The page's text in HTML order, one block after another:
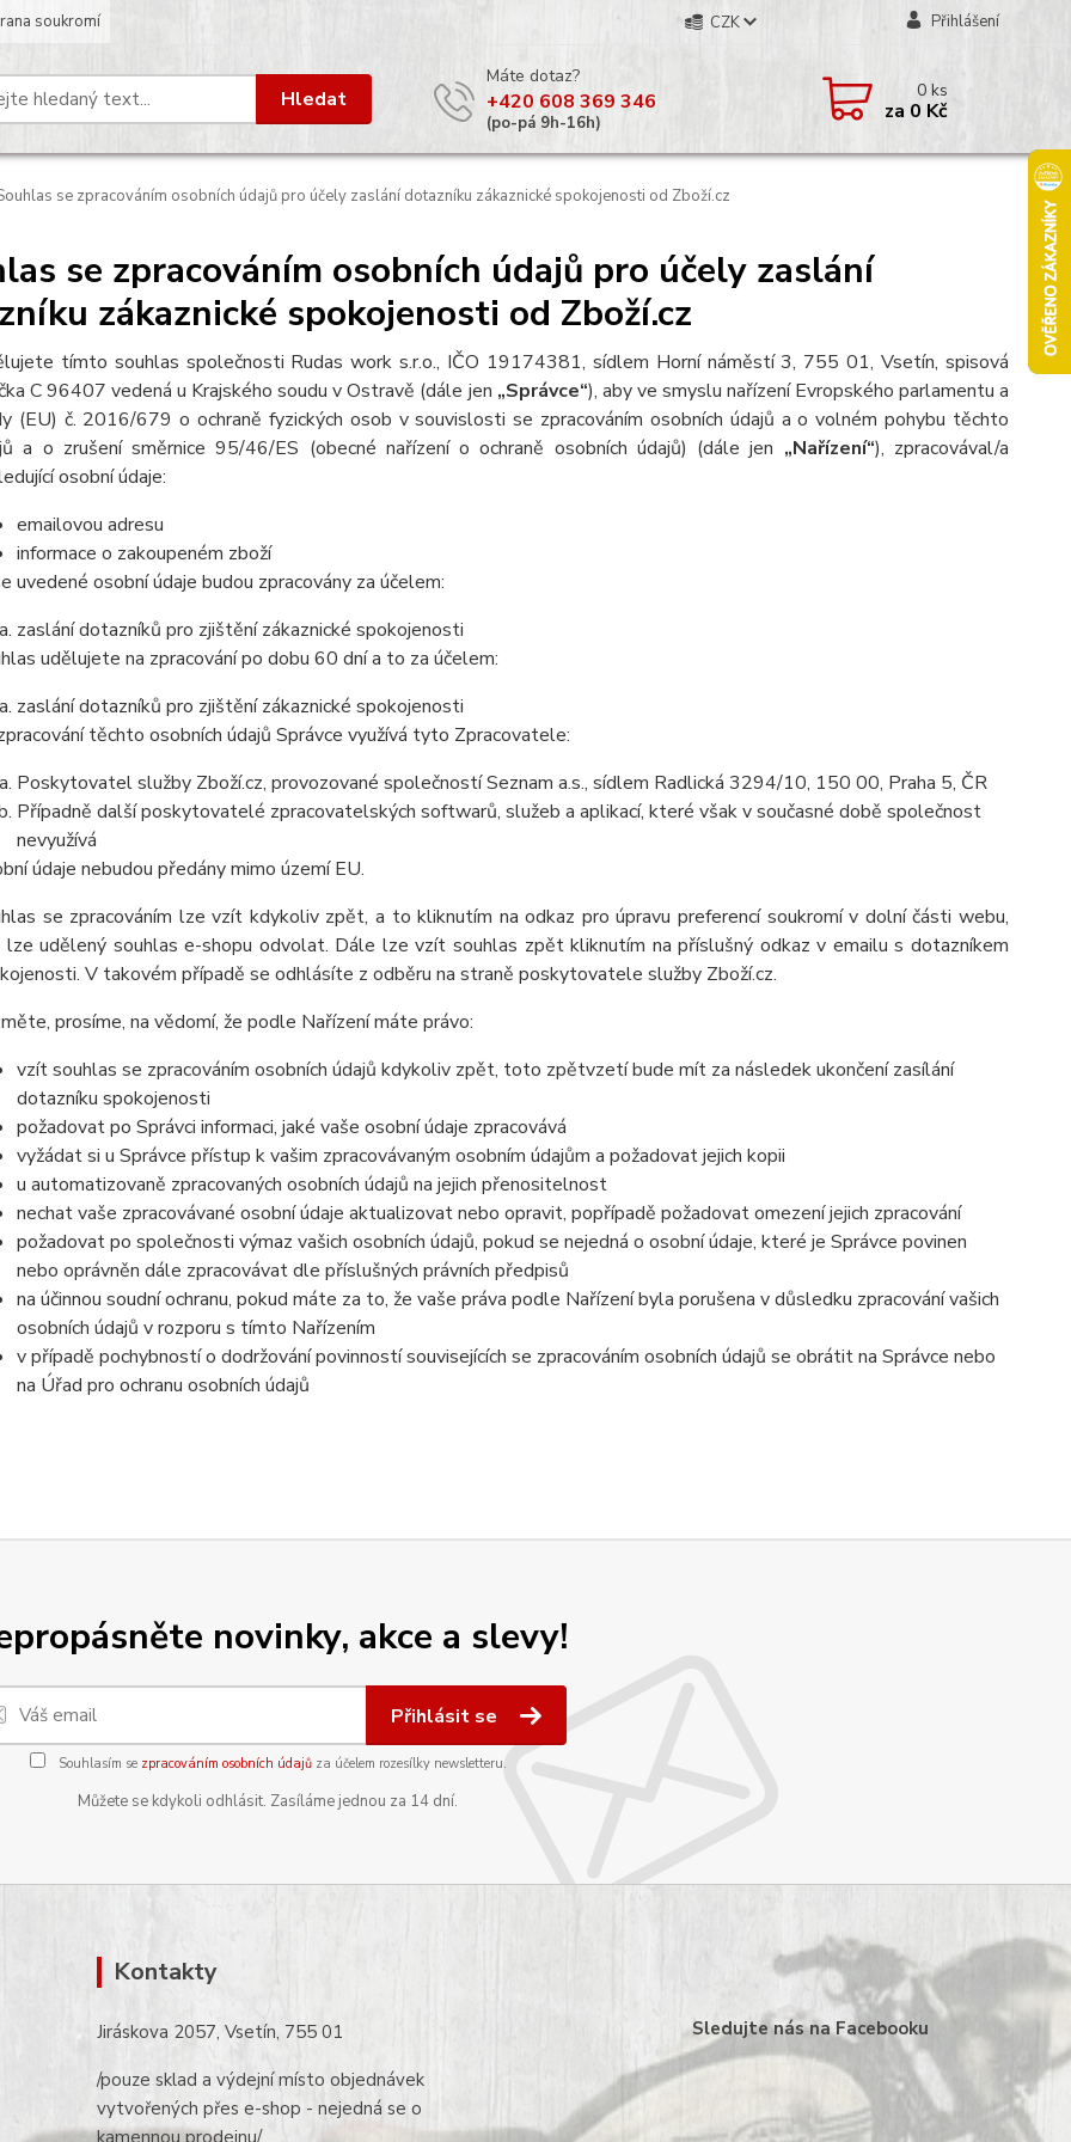
soukromí CZK Přihlášení
Hledat
Máte dotaz?
+420 608 369 346
(po-pá 9h-16h)
0ks
za 0 Kč
se zpracováním osobních údajů pro účely zaslání dotazníku zákaznické spokojenosti od Zboží.cz
se zpracováním osobních údajů pro účely zaslání
zákaznické spokojenosti od Zboží.cz
tímto souhlas společnosti Rudas work s.r.o., IČO 19174381, sídlem Horní náměstí 3, 755 01, Vsetín, spisová
C 96407 vedená u Krajského soudu v Ostravě (dále jen „Správce“), aby ve smyslu nařízení Evropského parlamentu a
(EU) č. 2016/679 o ochraně fyzických osob v souvislosti se zpracováním osobních údajů a o volném pohybu těchto
a o zrušení směrnice 95/46/ES (obecné nařízení o ochraně osobních údajů) (dále jen „Nařízení“), zpracovával/a
osobní údaje:
emailovou adresu
informace o zakoupeném zboží
uvedené osobní údaje budou zpracovány za účelem:
zaslání dotazníků pro zjištění zákaznické spokojenosti
udělujete na zpracování po dobu 60 dní a to za účelem:
zaslání dotazníků pro zjištění zákaznické spokojenosti
těchto osobních údajů Správce využívá tyto Zpracovatele:
Poskytovatel služby Zboží.cz, provozované společností Seznam a.s., sídlem Radlická 3294/10, 150 00, Praha 5, ČR
Případně další poskytovatelé zpracovatelských softwarů, služeb a aplikací, které však v současné době společnost
nevyužívá
údaje nebudou předány mimo území EU.
se zpracováním lze vzít kdykoliv zpět, a to kliknutím na odkaz pro úpravu preferencí soukromí v dolní části webu,
lze udělený souhlas e-shopu odvolat. Dále lze vzít souhlas zpět kliknutím na příslušný odkaz v emailu s dotazníkem
V takovém případě se odhlásíte z odběru na straně poskytovatele služby Zboží.cz.
prosíme, na vědomí, že podle Nařízení máte právo:
vzít souhlas se zpracováním osobních údajů kdykoliv zpět, toto zpětvzetí bude mít za následek ukončení zasílání
dotazníku spokojenosti
požadovat po Správci informaci, jaké vaše osobní údaje zpracovává
vyžádat si u Správce přístup k vašim zpracovávaným osobním údajům a požadovat jejich kopii
u automatizovaně zpracovaných osobních údajů na jejich přenositelnost
nechat vaše zpracovávané osobní údaje aktualizovat nebo opravit, popřípadě požadovat omezení jejich zpracování
požadovat po společnosti výmaz vašich osobních údajů, pokud se nejedná o osobní údaje, které je Správce povinen
nebo oprávněn dále zpracovávat dle příslušných právních předpisů
na účinnou soudní ochranu, pokud máte za to, že vaše práva podle Nařízení byla porušena v důsledku zpracování vašich
osobních údajů v rozporu s tímto Nařízením
v případě pochybností o dodržování povinností souvisejících se zpracováním osobních údajů se obrátit na Správce nebo
na Úřad pro ochranu osobních údajů
novinky, akce a slevy!
Přihlásit se
Souhlasím se zpracováním osobních údajůza účelem rozesílky newsletteru.
Můžete se kdykoli odhlásit. Zasíláme jednou za 14 dní.
Kontakty
Jiráskova 2057, Vsetín, 755 01
/pouze sklad a výdejní místo objednávek
vytvořených přes e-shop - nejedná se o
kamennou prodejnu/
Sledujte nás na Facebooku